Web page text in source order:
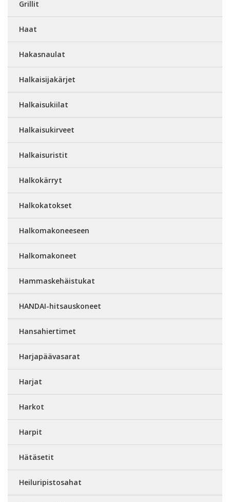
Grillit
Haat
Hakasnaulat
Halkaisijakärjet
Halkaisukiilat
Halkaisukirveet
Halkaisuristit
Halkokärryt
Halkokatokset
Halkomakoneeseen
Halkomakoneet
Hammaskehäistukat
HANDAI-hitsauskoneet
Hansahiertimet
Harjapäävasarat
Harjat
Harkot
Harpit
Hätäsetit
Heiluripistosahat